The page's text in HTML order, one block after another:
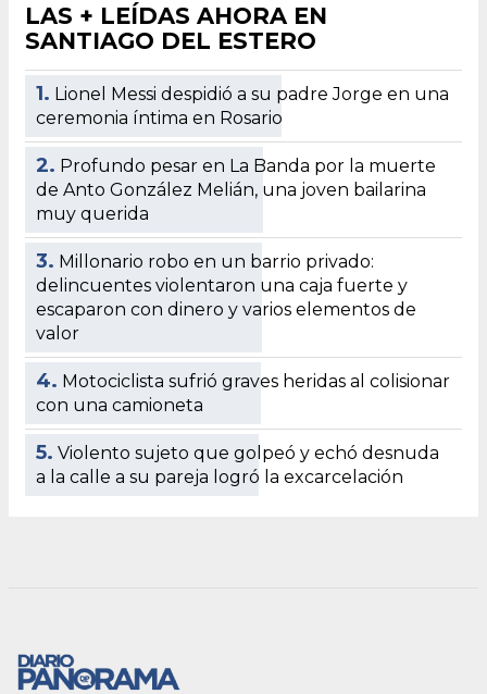
LAS + LEÍDAS AHORA EN
SANTIAGO DEL ESTERO
1. Lionel Messi despidió a su padre Jorge en una
ceremonia íntima en Rosario
2. Profundo pesar en La Banda por la muerte
de Anto González Melián, una joven bailarina
muy querida
3. Millonario robo en un barrio privado:
delincuentes violentaron una caja fuerte y
escaparon con dinero y varios elementos de
valor
4. Motociclista sufrió graves heridas al colisionar
con una camioneta
5. Violento sujeto que golpeó y echó desnuda
a la calle a su pareja logró la excarcelación